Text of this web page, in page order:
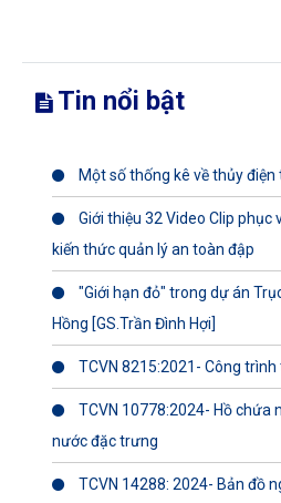
Tin nổi bật
Một số thống kê về thủy
Giới thiệu 32 Video Clip
kiến thức quản lý an toàn đập
"Giới hạn đỏ" trong dự án
Hồng [GS.Trần Đình Hợi]
TCVN 8215:2021- Công
TCVN 10778:2024- Hồ chứa
nước đặc trưng
TCVN 14288: 2024- Bản đồ